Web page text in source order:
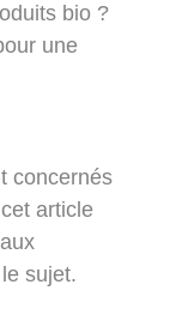
bio ?
une
concernés
article
sujet.